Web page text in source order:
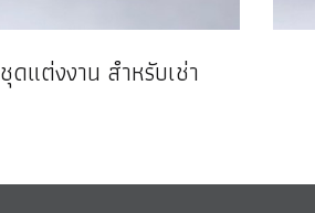
ชุดแต่งงาน สำหรับเช่า